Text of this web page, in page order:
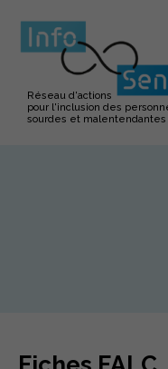
Réseau d'actions
pour l'inclusion des
sourdes et malentendantes